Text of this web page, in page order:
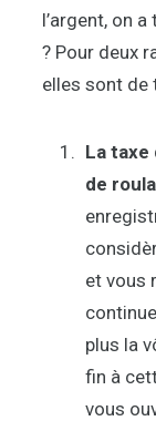
l’argent, on
? Pour deux
elles sont de
La taxe
de
et vous
plus la
fin à
vous